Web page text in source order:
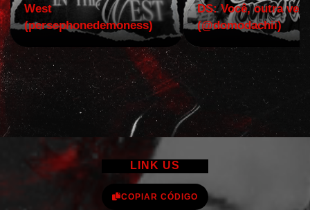
West
(persephonedemoness)
DS: Você, outra vez!
(@domodachii)
LINK US
COPIAR CÓDIGO